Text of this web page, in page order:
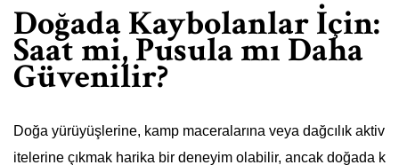
Doğada Kaybolanlar İçin:
Saat mi, Pusula mı Daha
Güvenilir?
Doğa yürüyüşlerine, kamp maceralarına veya dağcılık aktiv
itelerine çıkmak harika bir deneyim olabilir, ancak doğada k